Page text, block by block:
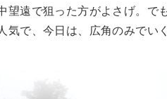
望遠で狙った方がよさげ。で
気で、今日は、広角のみでい